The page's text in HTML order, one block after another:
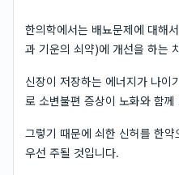
한의학에서는 배뇨문제에 대해
과 기운의 쇠약)에 개선을 하는
신장이 저장하는 에너지가 나이
로 소변불편 증상이 노화와 함
그렇기 때문에 쇠한 신허를 한
우선 주될 것입니다.